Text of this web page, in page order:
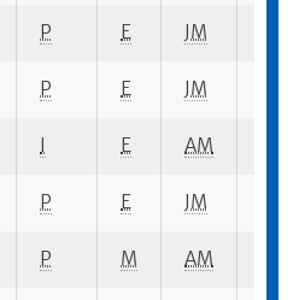
P E JM
P E JM
I E AM
P E JM
P M AM